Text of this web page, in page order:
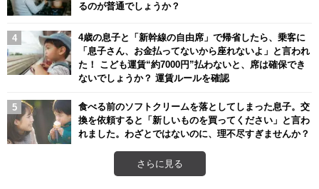
るのが普通でしょうか？
4歳の息子と「新幹線の自由席」で帰省したら、乗客に
「息子さん、お金払ってないから座れないよ」と言われ
た！ こども運賃“約7000円”払わないと、席は確保でき
ないでしょうか？ 運賃ルールを確認
食べる前のソフトクリームを落としてしまった息子。交
換を依頼すると「新しいものを買ってください」と言わ
れました。わざとではないのに、理不尽すぎませんか？
さらに見る